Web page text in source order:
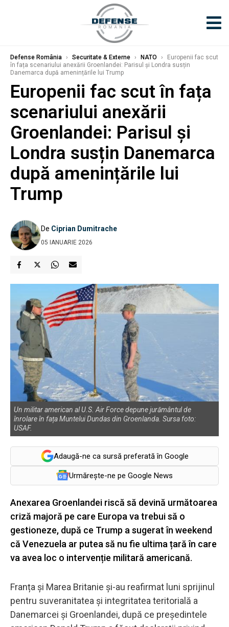
Defense România › Securitate & Externe › NATO ›
Europenii fac scut
în fața scenariului anexării Groenlandei: Parisul și Londra susțin
Danemarca după amenințările lui Trump
Europenii fac scut în fața
scenariului anexării
Groenlandei: Parisul și
Londra susțin Danemarca
după amenințările lui
Trump
De Ciprian Dumitrache
05 IANUARIE 2026
Un militar american al U.S. Air Force depune jurământul de
înrolare în fața Muntelui Dundas din Groenlanda. Sursa foto:
USAF.
Adaugă-ne ca sursă preferată în Google
Urmărește-ne pe Google News
Anexarea Groenlandei riscă să devină următoarea
criză majoră pe care Europa va trebui să o
gestioneze, după ce Trump a sugerat în weekend
că Venezuela ar putea să nu fie ultima țară în care
va avea loc o intervenție militară americană.
Franța și Marea Britanie și-au reafirmat luni sprijinul
pentru suveranitatea și integritatea teritorială a
Danemarcei și Groenlandei, după ce președintele